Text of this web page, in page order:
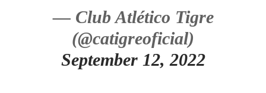
— Club Atlético Tigre
(@catigreoficial)
September 12, 2022